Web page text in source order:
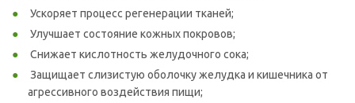
Ускоряет процесс регенерации тканей;
Улучшает состояние кожных покровов;
Снижает кислотность желудочного сока;
Защищает слизистую оболочку желудка и кишечника от
агрессивного воздействия пищи;